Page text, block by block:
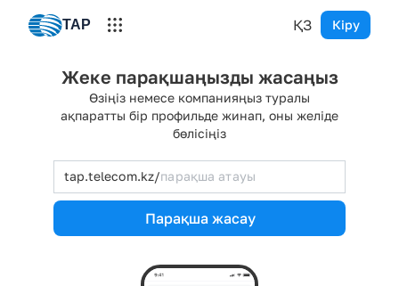
TAP ҚЗ Кіру
Жеке парақшаңызды жасаңыз
Өзіңіз немесе компанияңыз туралы
ақпаратты бір профильде жинап, оны желіде
бөлісіңіз
tap.telecom.kz/
Парақша жасау